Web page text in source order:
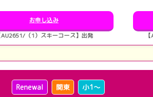
お申し込み
AU2651/（1）スキーコース】出発
Renewal 関東 小1～